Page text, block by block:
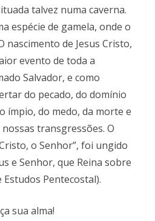
talvez numa caverna.
espécie de gamela, onde o
nascimento de Jesus Cristo,
evento de toda a
Salvador, e como
do pecado, do domínio
ímpio, do medo, da morte e
transgressões. O
o Senhor”, foi ungido
e Senhor, que Reina sobre
Pentecostal).
sua alma!